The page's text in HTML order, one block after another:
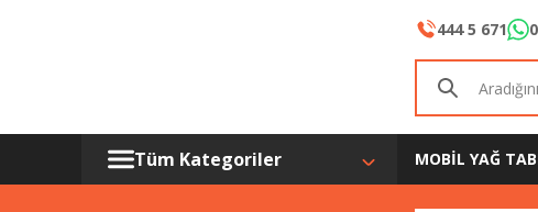
444 5 671
Tüm Kategoriler MOBİL YAĞ